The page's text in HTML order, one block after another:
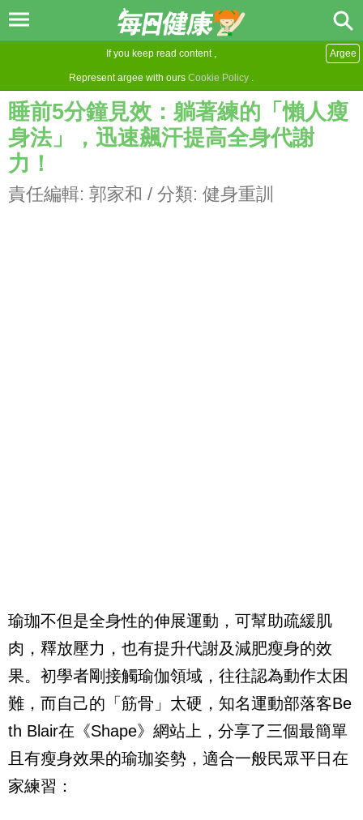
If you keep read content ,
Represent argee with ours Cookie Policy .
Argee
睡前5分鐘見效：躺著練的「懶人瘦
身法」，迅速飆汗提高全身代謝
力！
責任編輯: 郭家和 / 分類: 健身重訓
瑜珈不但是全身性的伸展運動，可幫助疏緩肌
肉，釋放壓力，也有提升代謝及減肥瘦身的效
果。初學者剛接觸瑜伽領域，往往認為動作太困
難，而自己的「筋骨」太硬，知名運動部落客Be
th Blair在《Shape》網站上，分享了三個最簡單
且有瘦身效果的瑜珈姿勢，適合一般民眾平日在
家練習：